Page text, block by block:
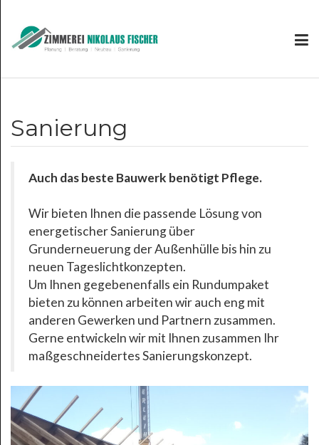
Sanierung
Auch das beste Bauwerk benötigt Pflege.
Wir bieten Ihnen die passende Lösung von
energetischer Sanierung über
Grunderneuerung der Außenhülle bis hin zu
neuen Tageslichtkonzepten.
Um Ihnen gegebenenfalls ein Rundumpaket
bieten zu können arbeiten wir auch eng mit
anderen Gewerken und Partnern zusammen.
Gerne entwickeln wir mit Ihnen zusammen Ihr
maßgeschneidertes Sanierungskonzept.